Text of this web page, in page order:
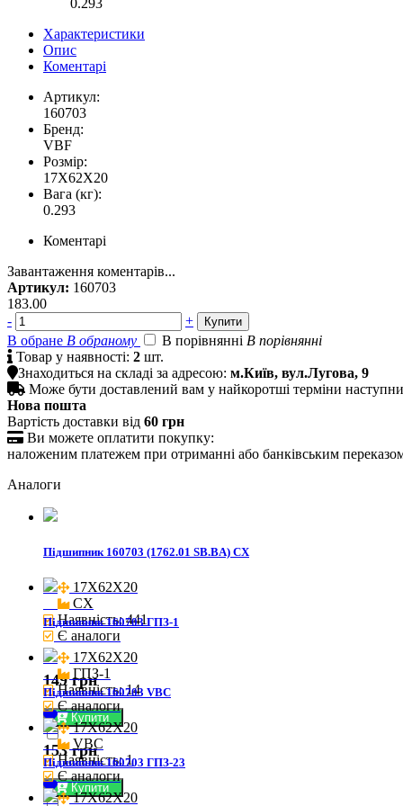
0.293
Характеристики
Опис
Коментарі
Артикул:
160703
Бренд:
VBF
Розмір:
17X62X20
Вага (кг):
0.293
Коментарі
Завантаження коментарів...
Артикул: 160703
183.00
-
+
В обране В обраному В порівнянні В порівнянні
 Товар у наявності: 2 шт.
Знаходиться на складі за адресою: м.Київ, вул.Лугова, 9
 Може бути доставлений вам у найкоротші терміни
Нова пошта
Вартість доставки від 60 грн
 Ви можете оплатити покупку:
наложеним платежем при отриманні або банківським
Аналоги
Підшипник 160703 (1762.01 SB.BA) CX
17X62X20
CX
Наявність: 441
Є аналоги
149 грн
Купити
Підшипник 160703 ГПЗ-1
17X62X20
ГПЗ-1
Наявність: 14
Є аналоги
153 грн
Купити
Підшипник 160703 VBC
17X62X20
VBC
Наявність: 1
Є аналоги
Підшипник 160703 ГПЗ-23
17X62X20